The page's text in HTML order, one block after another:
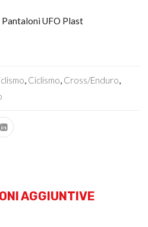
Pantaloni UFO Plast
, Ciclismo, Cross/Enduro,
AGGIUNTIVE